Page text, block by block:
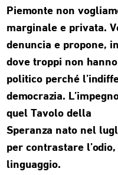
Piemonte non
marginale e privata.
denuncia e propone,
dove troppi non
politico perché
democrazia.
quel Tavolo della
Speranza nato nel
per contrastare
linguaggio.